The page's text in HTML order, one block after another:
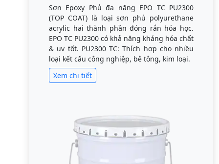
Sơn Epoxy Phủ đa năng EPO TC PU2300
(TOP COAT) là loại sơn phủ polyurethane
acrylic hai thành phần đóng rắn hóa học.
EPO TC PU2300 có khả năng kháng hóa chất
& uv tốt. PU2300 TC: Thích hợp cho nhiều
loại kết cấu công nghiệp, bê tông, kim loại.
Xem chi tiết